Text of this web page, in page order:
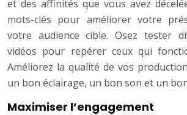
et des affinités que vous avez
mots-clés pour améliorer votre
votre audience cible. Osez tester
vidéos pour repérer ceux qui
Améliorez la qualité de vos
un bon éclairage, un bon son et un
Maximiser l’engagement